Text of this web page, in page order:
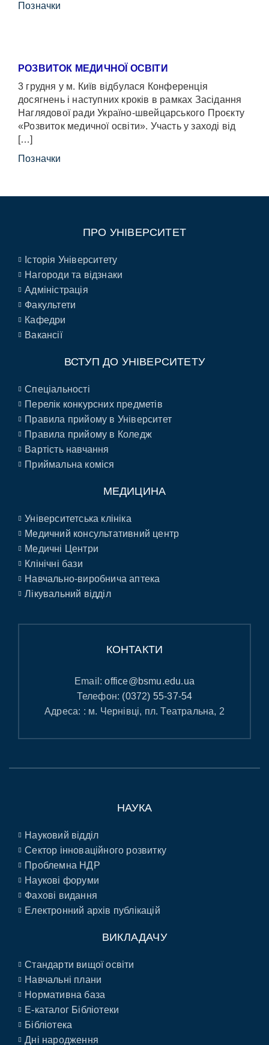
Позначки
РОЗВИТОК МЕДИЧНОЇ ОСВІТИ
3 грудня у м. Київ відбулася Конференція
досягнень і наступних кроків в рамках Засідання
Наглядової ради Україно-швейцарського Проєкту
«Розвиток медичної освіти». Участь у заході від
[…]
Позначки
ПРО УНІВЕРСИТЕТ
Історія Університету
Нагороди та відзнаки
Адміністрація
Факультети
Кафедри
Вакансії
ВСТУП ДО УНІВЕРСИТЕТУ
Спеціальності
Перелік конкурсних предметів
Правила прийому в Університет
Правила прийому в Коледж
Вартість навчання
Приймальна коміся
МЕДИЦИНА
Університетська клініка
Медичний консультативний центр
Медичні Центри
Клінічні бази
Навчально-виробнича аптека
Лікувальний відділ
КОНТАКТИ
Email:office@bsmu.edu.ua
Телефон: (0372) 55-37-54
Адреса: : м. Чернівці, пл. Театральна, 2
НАУКА
Науковий відділ
Сектор інноваційного розвитку
Проблемна НДР
Наукові форуми
Фахові видання
Електронний архів публікацій
ВИКЛАДАЧУ
Стандарти вищої освіти
Навчальні плани
Нормативна база
E-каталог Бібліотеки
Бібліотека
Дні народження